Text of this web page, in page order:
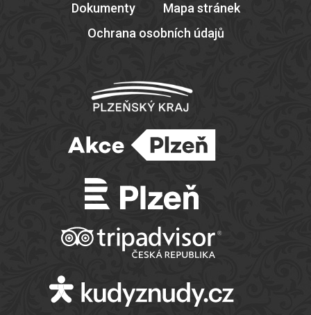
Dokumenty
Mapa stránek
Ochrana osobních údajů